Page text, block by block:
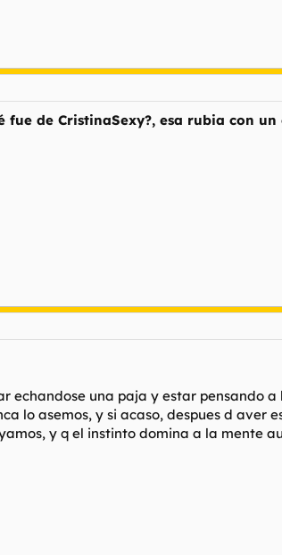
fue de CristinaSexy?, esa rubia con
echandose una paja y estar pensando
lo asemos, y si acaso, despues d
y q el instinto domina a la mente